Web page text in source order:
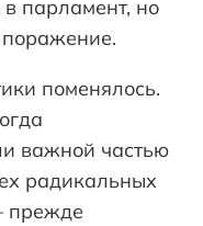
парламент, но
поменялось.
важной частью
радикальных
прежде